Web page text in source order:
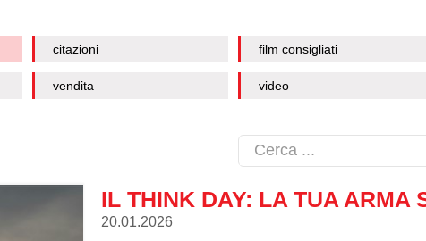
citazioni film consigliati
vendita video
IL THINK DAY: LA TUA ARMA
20.01.2026